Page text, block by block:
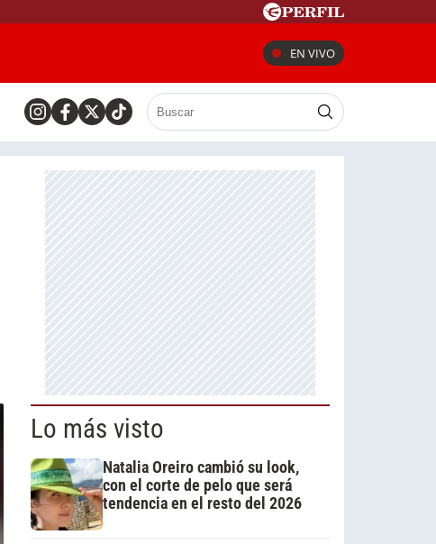
EN VIVO
Lo más visto
Natalia Oreiro cambió su look,
con el corte de pelo que será
tendencia en el resto del 2026